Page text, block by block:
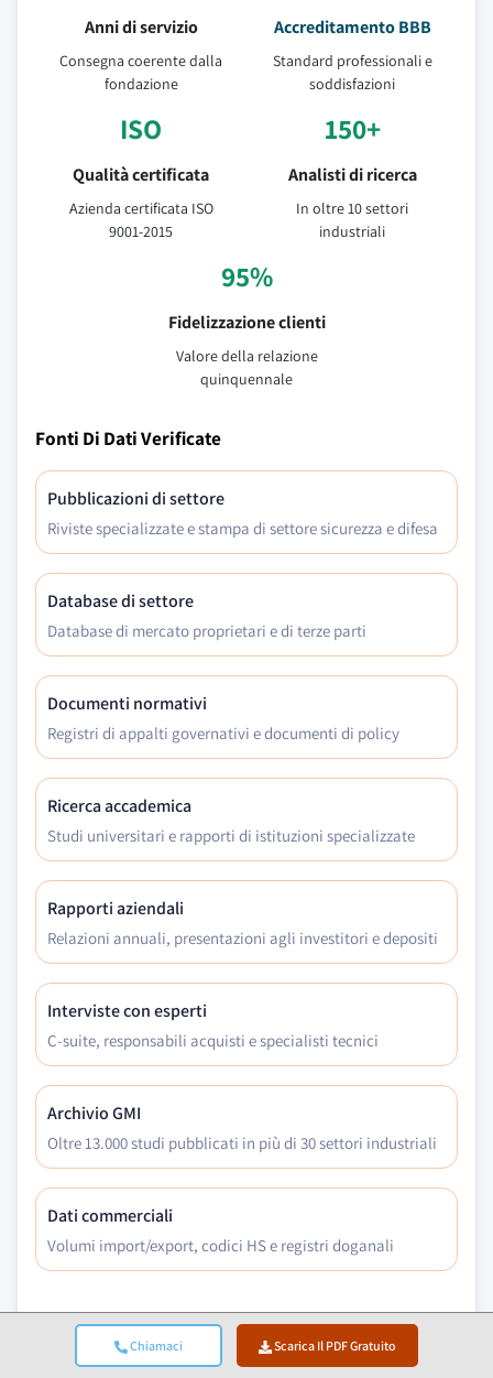
Chiamaci Scarica Il PDF Gratuito
Anni di servizio
Consegna coerente dalla
fondazione
Accreditamento BBB
Standard professionali e
soddisfazioni
ISO
Qualità certificata
Azienda certificata ISO
9001-2015
150+
Analisti di ricerca
In oltre 10 settori
industriali
95%
Fidelizzazione clienti
Valore della relazione
quinquennale
Fonti Di Dati Verificate
Pubblicazioni di settore
Riviste specializzate e stampa di settore sicurezza e difesa
Database di settore
Database di mercato proprietari e di terze parti
Documenti normativi
Registri di appalti governativi e documenti di policy
Ricerca accademica
Studi universitari e rapporti di istituzioni specializzate
Rapporti aziendali
Relazioni annuali, presentazioni agli investitori e depositi
Interviste con esperti
C-suite, responsabili acquisti e specialisti tecnici
Archivio GMI
Oltre 13.000 studi pubblicati in più di 30 settori industriali
Dati commerciali
Volumi import/export, codici HS e registri doganali
Parametri Studiati E Valutati